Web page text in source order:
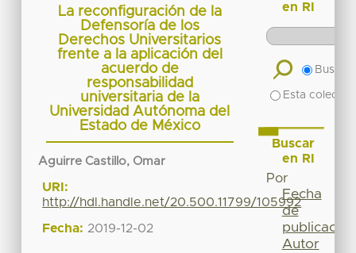
La reconfiguración de la
Defensoría de los
Derechos Universitarios
frente a la aplicación del
acuerdo de
responsabilidad
universitaria de la
Universidad Autónoma del
Estado de México
Aguirre Castillo, Omar
URI:
http://hdl.handle.net/20.500.11799/105992
Fecha: 2019-12-02
en RI
Buscar
Esta
Buscar
en RI
Por
Fecha
de
publicación
Autor